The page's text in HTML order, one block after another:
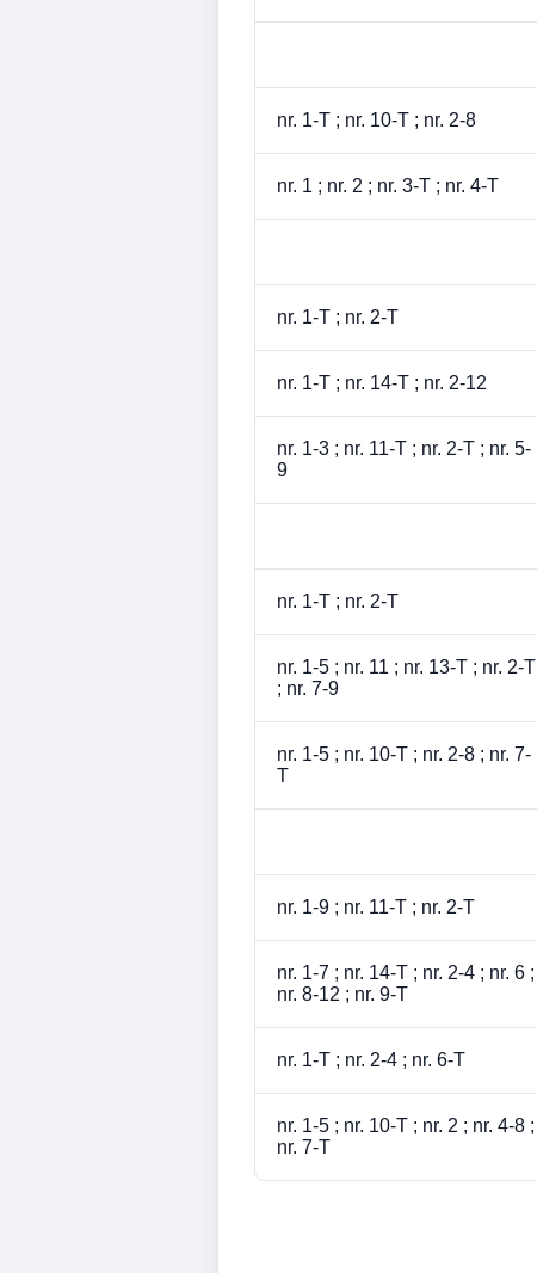
nr. 1-T ; nr. 10-T ; nr. 2-8
nr. 1 ; nr. 2 ; nr. 3-T ; nr. 4-T
nr. 1-T ; nr. 2-T
nr. 1-T ; nr. 14-T ; nr. 2-12
nr. 1-3 ; nr. 11-T ; nr. 2-T ; nr. 5-
9
nr. 1-T ; nr. 2-T
nr. 1-5 ; nr. 11 ; nr. 13-T ; nr. 2-T
; nr. 7-9
nr. 1-5 ; nr. 10-T ; nr. 2-8 ; nr. 7-
T
nr. 1-9 ; nr. 11-T ; nr. 2-T
nr. 1-7 ; nr. 14-T ; nr. 2-4 ; nr. 6 ;
nr. 8-12 ; nr. 9-T
nr. 1-T ; nr. 2-4 ; nr. 6-T
nr. 1-5 ; nr. 10-T ; nr. 2 ; nr. 4-8 ;
nr. 7-T